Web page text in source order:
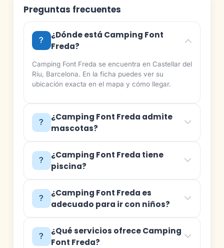
Preguntas frecuentes
¿Dónde está Camping Font
Freda?
Camping Font Freda se encuentra en Castellar del
Riu, Barcelona. En la ficha puedes ver su
ubicación exacta en el mapa y cómo llegar.
¿Camping Font Freda admite
mascotas?
¿Camping Font Freda tiene
piscina?
¿Camping Font Freda es
adecuado para ir con niños?
¿Qué servicios ofrece Camping
Font Freda?